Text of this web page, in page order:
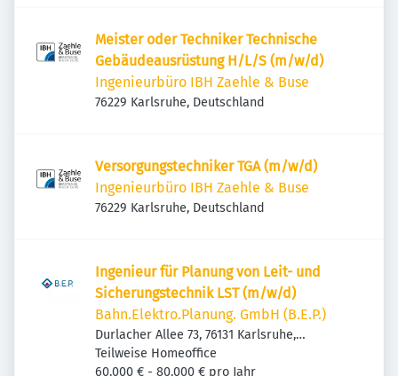
Meister oder Techniker Technische
Gebäudeausrüstung H/L/S (m/w/d)
Ingenieurbüro IBH Zaehle & Buse
76229 Karlsruhe, Deutschland
Versorgungstechniker TGA (m/w/d)
Ingenieurbüro IBH Zaehle & Buse
76229 Karlsruhe, Deutschland
Ingenieur für Planung von Leit- und
Sicherungstechnik LST (m/w/d)
Bahn.Elektro.Planung. GmbH (B.E.P.)
Durlacher Allee 73, 76131 Karlsruhe,
Deutschland
Teilweise Homeoffice
60.000 € - 80.000 € pro Jahr